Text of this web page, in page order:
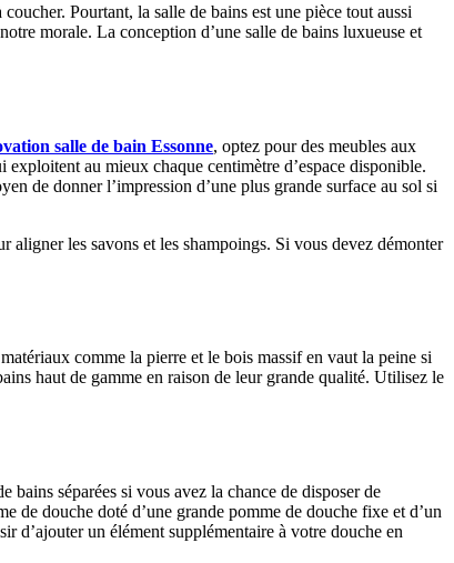
Pourtant, la salle de bains est une pièce tout aussi
morale. La conception d’une salle de bains luxueuse et
salle de bain Essonne, optez pour des meubles aux
au mieux chaque centimètre d’espace disponible.
de donner l’impression d’une plus grande surface au sol si
aligner les savons et les shampoings. Si vous devez démonter
comme la pierre et le bois massif en vaut la peine si
haut de gamme en raison de leur grande qualité. Utilisez le
bains séparées si vous avez la chance de disposer de
de douche doté d’une grande pomme de douche fixe et d’un
d’ajouter un élément supplémentaire à votre douche en